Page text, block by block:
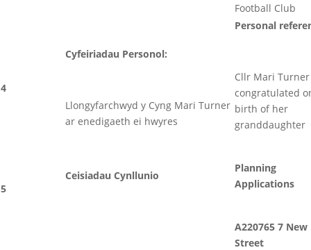
Football Club
4
Cyfeiriadau Personol:
Llongyfarchwyd y Cyng Mari Turner
ar enedigaeth ei hwyres
Personal
Cllr Mari
congratulated
birth of her
granddaughter
5
Ceisiadau Cynllunio
Planning
Applications
A220765 7 New
Street